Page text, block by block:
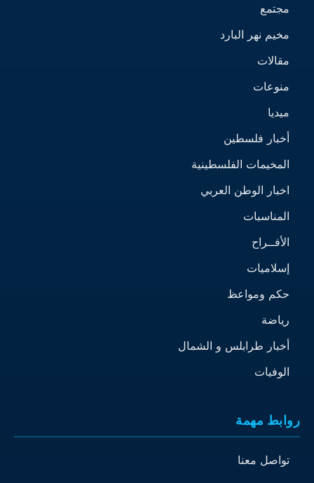
مجتمع
مخيم نهر البارد
مقالات
منوعات
ميديا
أخبار فلسطين
المخيمات الفلسطينية
اخبار الوطن العربي
المناسبات
الأفــراح
إسلاميات
حكم ومواعظ
رياضة
أخبار طرابلس و الشمال
الوفيات
روابط مهمة
تواصل معنا